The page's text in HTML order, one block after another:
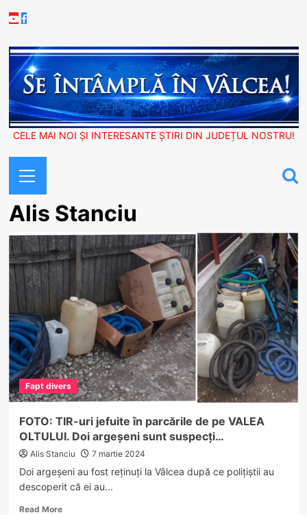
to
Youtube
Facebook
CELE MAI NOI ȘI INTERESANTE ȘTIRI DIN JUDEȚUL NOSTRU!
Menu
Alis Stanciu
Fapt divers
FOTO: TIR-uri jefuite în parcările de pe VALEA
OLTULUI. Doi argeșeni sunt suspecți…
Alis Stanciu 7 martie 2024
Doi argeșeni au fost reținuți la Vâlcea după ce polițiștii au
descoperit că ei au...
Read MoreRead